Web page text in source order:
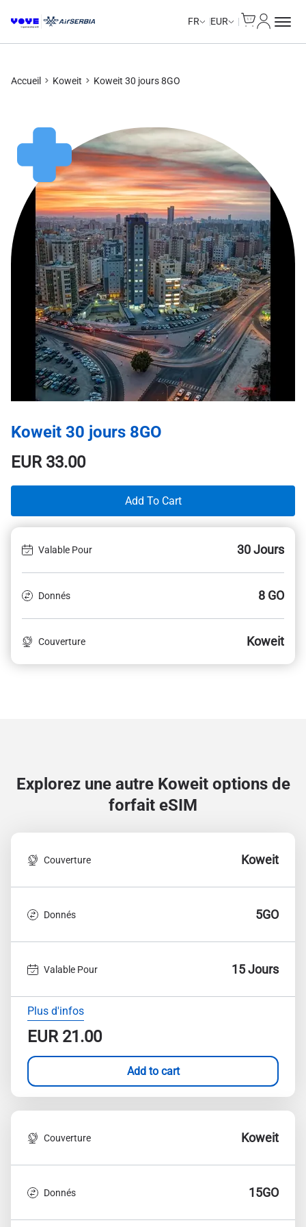
FR EUR
Accueil Koweit Koweit 30 jours 8GO
Koweit 30 jours 8GO
EUR33.00
Add To Cart
Valable Pour 30 Jours
Donnés 8 GO
Couverture Koweit
Explorez une autre Koweit options de
forfait eSIM
Couverture Koweit
Donnés 5GO
Valable Pour 15 Jours
Plus d'infos
EUR21.00
Add to cart
Couverture Koweit
Donnés 15GO